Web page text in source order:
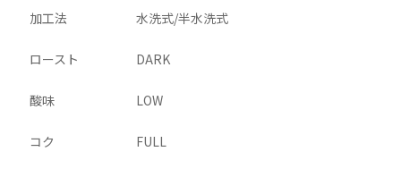
加工法 水洗式/半水洗式
ロースト DARK
酸味 LOW
コク FULL